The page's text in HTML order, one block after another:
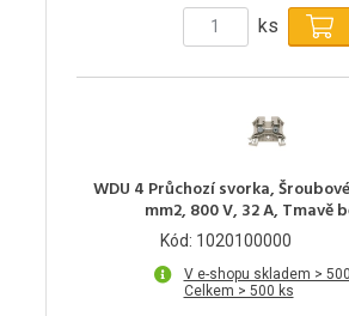
ks
WDU 4 Průchozí svorka,
mm2, 800 V, 32 A, Tmavě
Kód: 1020100000
V e-shopu skladem >
Celkem > 500 ks